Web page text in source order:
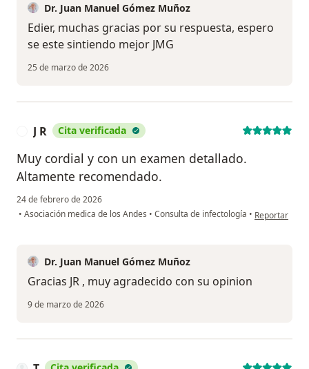
Dr. Juan Manuel Gómez Muñoz
Edier, muchas gracias por su respuesta, espero
se este sintiendo mejor JMG
25 de marzo de 2026
J R Cita verificada
Muy cordial y con un examen detallado.
Altamente recomendado.
24 de febrero de 2026
• Asociación medica de los Andes • Consulta de infectología • en opinión del
Reportar
Dr. Juan Manuel Gómez Muñoz
Gracias JR , muy agradecido con su opinion
9 de marzo de 2026